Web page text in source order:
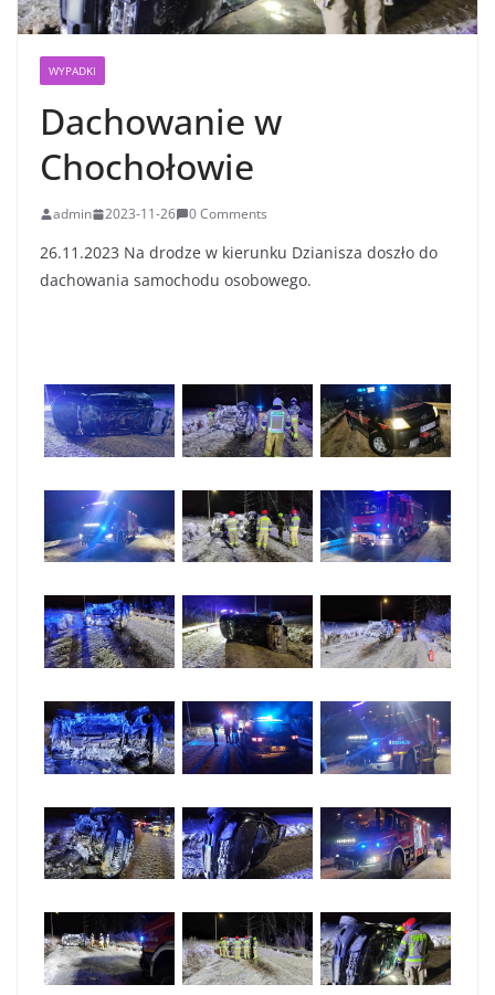
WYPADKI
Dachowanie w
Chochołowie
admin 2023-11-26 0 Comments
26.11.2023 Na drodze w kierunku Dzianisza doszło do
dachowania samochodu osobowego.